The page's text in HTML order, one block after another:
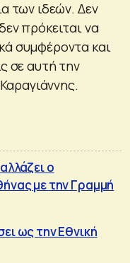
των ιδεών. Δεν
πρόκειται να
συμφέροντα και
σε αυτή την
ο
με την Γραμμή
ως την Εθνική